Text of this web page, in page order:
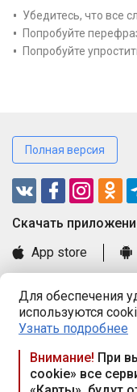
Для обеспечения
используются
Узнать подробнее
Внимание! При
cookie» все
Убедитесь, что все
Попробуйте
Попробуйте
Полная версия
Cкачать
App store
Книга замечаний и
Правила и документы
Praca.by ©
Республика Беларусь,
117а, пом. № 9.